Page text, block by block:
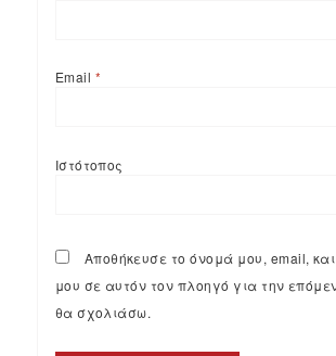
Email *
Ιστότοπος
Αποθήκευσε το όνομά μου, email, και
μου σε αυτόν τον πλοηγό για την
θα σχολιάσω.